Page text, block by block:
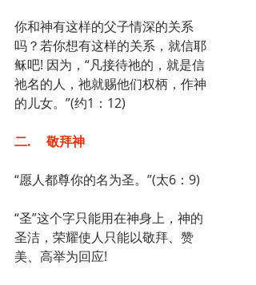
你和神有这样的父子情深的关系
吗？若你想有这样的关系，就信耶
稣吧! 因为，“凡接待祂的，就是信
祂名的人，祂就赐他们权柄，作神
的儿女。”(约1：12)
二.	敬拜神
“愿人都尊你的名为圣。”(太6：9)
“圣”这个字只能用在神身上，神的
圣洁，荣耀使人只能以敬拜、赞
美、高举为回应!